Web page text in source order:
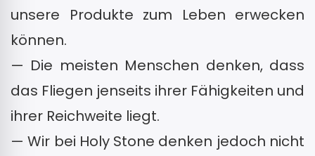
unsere Produkte zum Leben erwecken
können.
— Die meisten Menschen denken, dass
das Fliegen jenseits ihrer Fähigkeiten und
ihrer Reichweite liegt.
— Wir bei Holy Stone denken jedoch nicht